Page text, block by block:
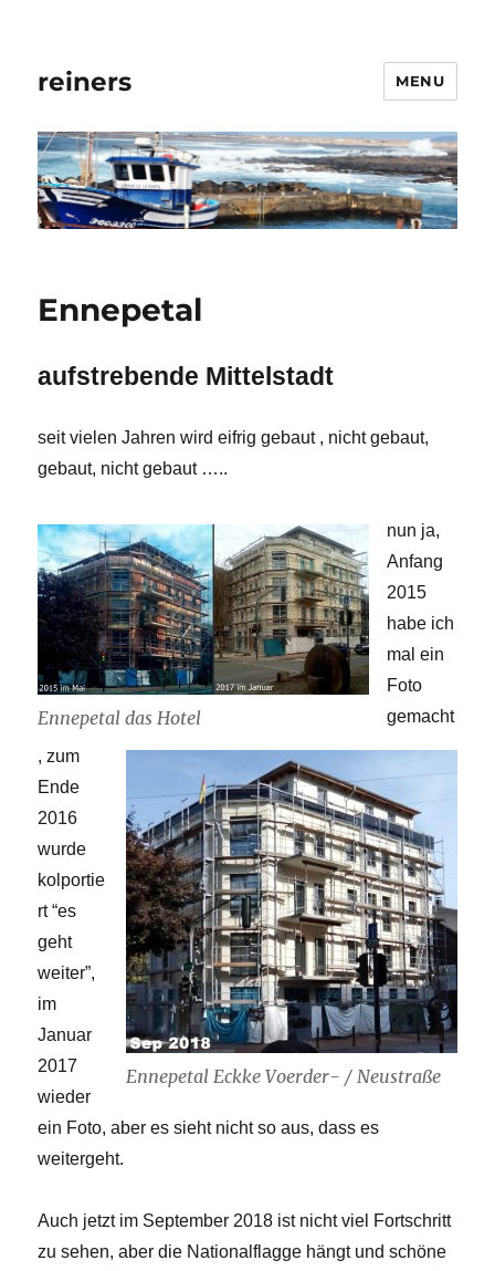
reiners MENU
Ennepetal
aufstrebende Mittelstadt
seit vielen Jahren wird eifrig gebaut , nicht gebaut,
gebaut, nicht gebaut …..
Ennepetal das Hotel
Ennepetal Eckke Voerder- / Neustraße
nun ja,
Anfang
2015
habe ich
mal ein
Foto
gemacht
, zum
Ende
2016
wurde
kolportie
rt “es
geht
weiter”,
im
Januar
2017
wieder
ein Foto, aber es sieht nicht so aus, dass es
weitergeht.
Auch jetzt im September 2018 ist nicht viel Fortschritt
zu sehen, aber die Nationalflagge hängt und schöne